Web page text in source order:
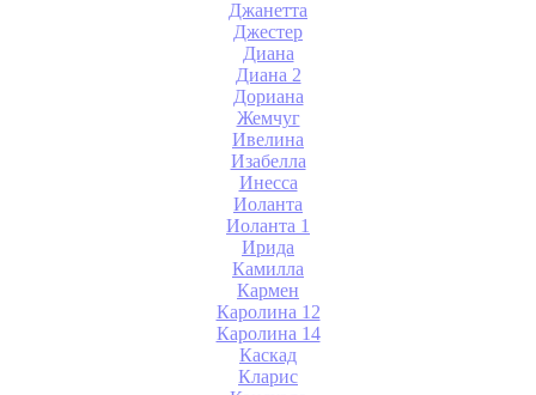
Джанетта
Джестер
Диана
Диана 2
Дориана
Жемчуг
Ивелина
Изабелла
Инесса
Иоланта
Иоланта 1
Ирида
Камилла
Кармен
Каролина 12
Каролина 14
Каскад
Кларис